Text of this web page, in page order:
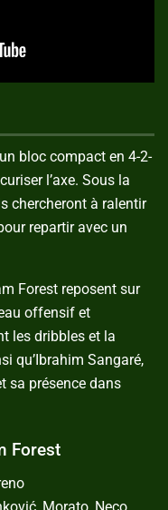
bloc compact en 4-2-
l’axe. Sous la
chercheront à ralentir
repartir avec un
Forest reposent sur
offensif et
les dribbles et la
qu’ Ibrahim Sangaré,
sa présence dans
Forest